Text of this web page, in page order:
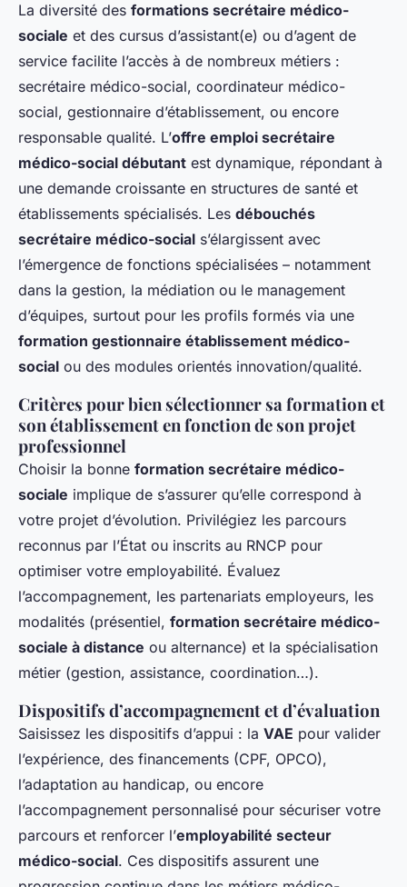
La diversité des formations secrétaire médico-
sociale et des cursus d’assistant(e) ou d’agent de
service facilite l’accès à de nombreux métiers :
secrétaire médico-social, coordinateur médico-
social, gestionnaire d’établissement, ou encore
responsable qualité. L’offre emploi secrétaire
médico-social débutant est dynamique, répondant à
une demande croissante en structures de santé et
établissements spécialisés. Les débouchés
secrétaire médico-social s’élargissent avec
l’émergence de fonctions spécialisées – notamment
dans la gestion, la médiation ou le management
d’équipes, surtout pour les profils formés via une
formation gestionnaire établissement médico-
social ou des modules orientés innovation/qualité.
Critères pour bien sélectionner sa formation et
son établissement en fonction de son projet
professionnel
Choisir la bonne formation secrétaire médico-
sociale implique de s’assurer qu’elle correspond à
votre projet d’évolution. Privilégiez les parcours
reconnus par l’État ou inscrits au RNCP pour
optimiser votre employabilité. Évaluez
l’accompagnement, les partenariats employeurs, les
modalités (présentiel, formation secrétaire médico-
sociale à distance ou alternance) et la spécialisation
métier (gestion, assistance, coordination…).
Dispositifs d’accompagnement et d’évaluation
Saisissez les dispositifs d’appui : la VAE pour valider
l’expérience, des financements (CPF, OPCO),
l’adaptation au handicap, ou encore
l’accompagnement personnalisé pour sécuriser votre
parcours et renforcer l’employabilité secteur
médico-social. Ces dispositifs assurent une